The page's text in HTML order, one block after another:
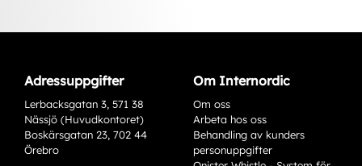
Adressuppgifter
Lerbacksgatan 3, 571 38
Nässjö (Huvudkontoret)
Boskärsgatan 23, 702 44
Örebro
Om Internordic
Om oss
Arbeta hos oss
Behandling av kunders
personuppgifter